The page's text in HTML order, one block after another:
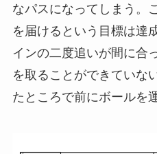
なパスになってしまう。
を届けるという目標は達
インの二度追いが間に合
を取ることができていな
たところで前にボールを